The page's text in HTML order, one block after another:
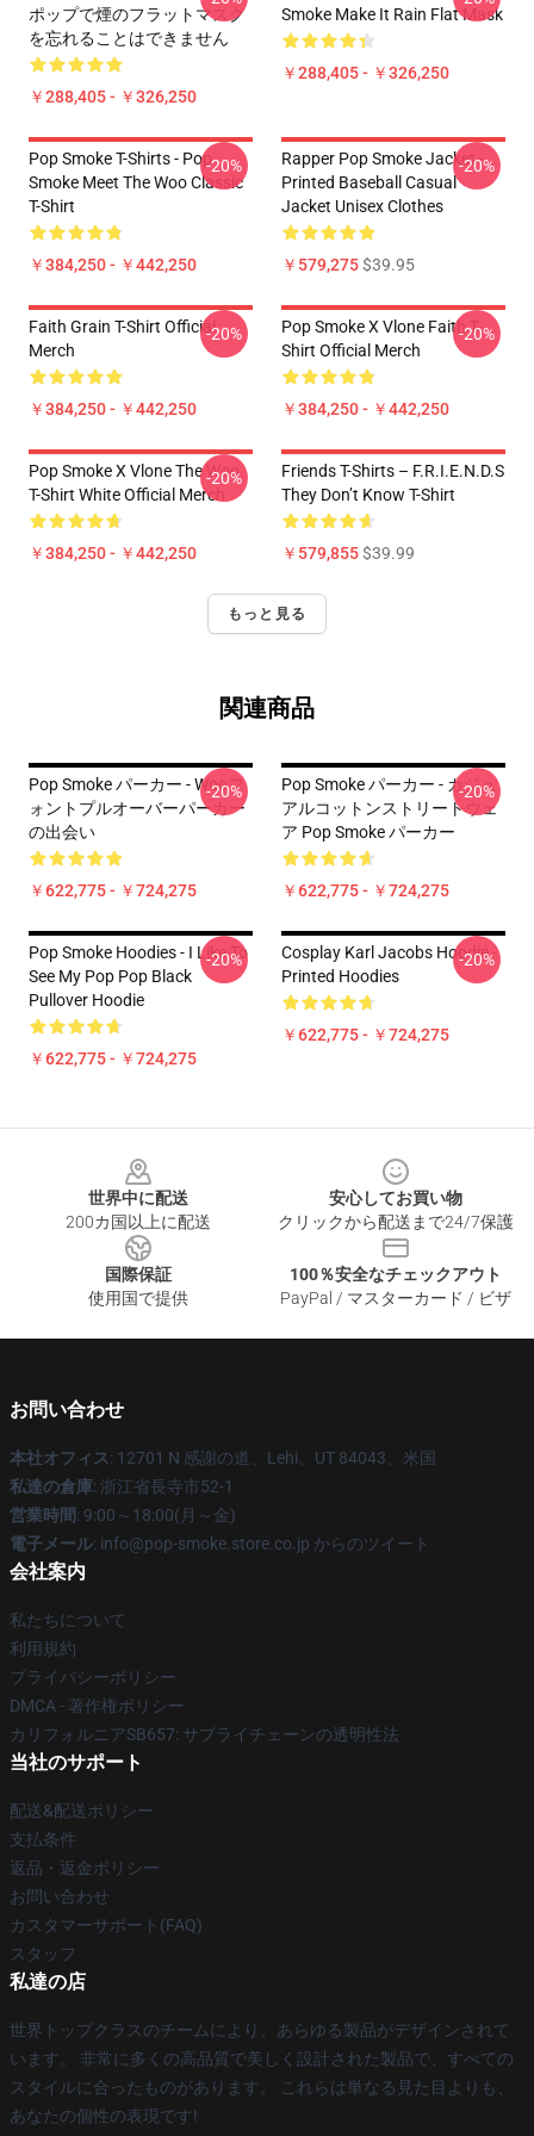
ポップで煙のフラットマスク
を忘れることはできません
￥288,405 - ￥326,250
Smoke Make It Rain Flat Mask
￥288,405 - ￥326,250
Pop Smoke T-Shirts - Pop
Smoke Meet The Woo Classic
T-Shirt
￥384,250 - ￥442,250
-20%
Rapper Pop Smoke Jacket -
Printed Baseball Casual
Jacket Unisex Clothes
￥579,275$39.95
-20%
Faith Grain T-Shirt Official
Merch
￥384,250 - ￥442,250
-20%
Pop Smoke X Vlone Faith T-
Shirt Official Merch
￥384,250 - ￥442,250
-20%
Pop Smoke X Vlone The Woo
T-Shirt White Official Merch
￥384,250 - ￥442,250
-20%
Friends T-Shirts – F.R.I.E.N.D.S
They Don’t Know T-Shirt
￥579,855$39.99
もっと見る
関連商品
Pop Smoke パーカー - Wooフ
ォントプルオーバーパーカー
の出会い
￥622,775 - ￥724,275
-20%
Pop Smoke パーカー - カジュ
アルコットンストリートウェ
ア Pop Smoke パーカー
￥622,775 - ￥724,275
-20%
Pop Smoke Hoodies - I Like To
See My Pop Pop Black
Pullover Hoodie
￥622,775 - ￥724,275
-20%
Cosplay Karl Jacobs Hoodie -
Printed Hoodies
￥622,775 - ￥724,275
-20%
世界中に配送
200カ国以上に配送
安心してお買い物
クリックから配送まで24/7保護
国際保証
使用国で提供
100％安全なチェックアウト
PayPal / マスターカード / ビザ
お問い合わせ
本社オフィス: 12701 N 感謝の道、Lehi、UT 84043、米国
私達の倉庫: 浙江省長寺市52-1
営業時間: 9:00～18:00(月～金)
電子メール: info@pop-smoke.store.co.jp からのツイート
会社案内
私たちについて
利用規約
プライバシーポリシー
DMCA - 著作権ポリシー
カリフォルニアSB657: サプライチェーンの透明性法
当社のサポート
配送&配送ポリシー
支払条件
返品・返金ポリシー
お問い合わせ
カスタマーサポート(FAQ)
スタッフ
私達の店
世界トップクラスのチームにより、あらゆる製品がデザインされて
います。 非常に多くの高品質で美しく設計された製品で、すべての
スタイルに合ったものがあります。 これらは単なる見た目よりも、
あなたの個性の表現です!